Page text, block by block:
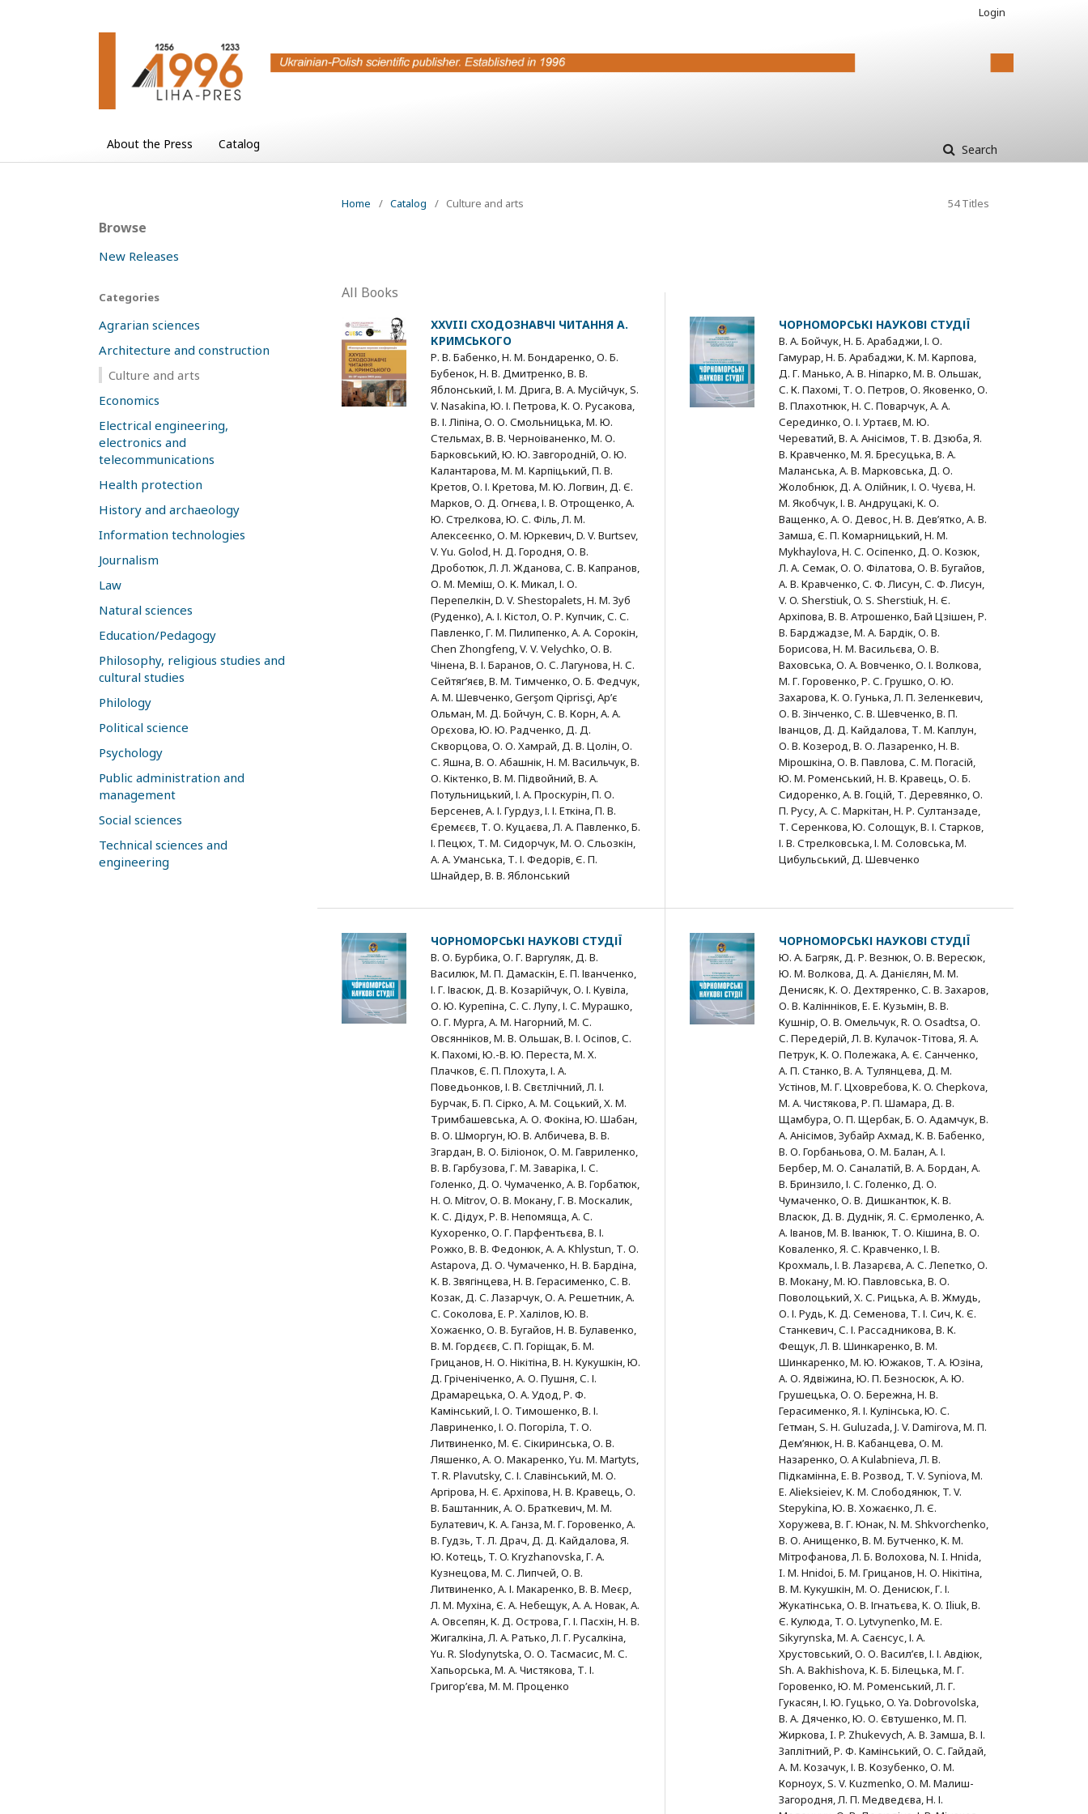
About the Press Catalog Search
Login
Home / Catalog / Culture and arts 54 Titles
All Books
ХХVIIІ СХОДОЗНАВЧІ ЧИТАННЯ А.
КРИМСЬКОГО
Р. В. Бабенко, Н. М. Бондаренко, О. Б.
Бубенок, Н. В. Дмитренко, В. В.
Яблонський, І. М. Дрига, В. А. Мусійчук, S.
V. Nasakina, Ю. І. Петрова, К. О. Русакова,
В. І. Ліпіна, О. О. Смольницька, М. Ю.
Стельмах, В. В. Черноіваненко, М. О.
Барковський, Ю. Ю. Завгородній, О. Ю.
Калантарова, М. М. Карпіцький, П. В.
Кретов, О. І. Кретова, М. Ю. Логвин, Д. Є.
Марков, О. Д. Огнєва, І. В. Отрощенко, А.
Ю. Стрелкова, Ю. С. Філь, Л. М.
Алексеєнко, О. М. Юркевич, D. V. Burtsev,
V. Yu. Golod, Н. Д. Городня, О. В.
Дроботюк, Л. Л. Жданова, С. В. Капранов,
О. М. Меміш, О. К. Микал, І. О.
Перепелкін, D. V. Shestopalets, Н. М. Зуб
(Руденко), А. І. Кістол, О. Р. Купчик, С. С.
Павленко, Г. М. Пилипенко, А. А. Сорокін,
Chen Zhongfeng, V. V. Velychko, О. В.
Чінена, В. І. Баранов, О. С. Лагунова, Н. С.
Сейтяг’яєв, В. М. Тимченко, О. Б. Федчук,
А. М. Шевченко, Gerşom Qiprisçi, Ар’є
Ольман, М. Д. Бойчун, С. В. Корн, А. А.
Орєхова, Ю. Ю. Радченко, Д. Д.
Скворцова, О. О. Хамрай, Д. В. Цолін, О.
С. Яшна, В. О. Абашнік, Н. М. Васильчук, В.
О. Кіктенко, В. М. Підвойний, В. А.
Потульницький, І. А. Проскурін, П. О.
Берсенев, А. І. Гурдуз, І. І. Еткіна, П. В.
Єремєєв, Т. О. Куцаєва, Л. А. Павленко, Б.
І. Пецюх, Т. М. Сидорчук, М. О. Сльозкін,
А. А. Уманська, Т. І. Федорів, Є. П.
Шнайдер, В. В. Яблонський
ЧОРНОМОРСЬКІ НАУКОВІ СТУДІЇ
В. А. Бойчук, Н. Б. Арабаджи, І. О.
Гамурар, Н. Б. Арабаджи, К. М. Карпова,
Д. Г. Манько, А. В. Нiпарко, М. В. Ольшак,
С. К. Пахомі, Т. О. Петров, О. Яковенко, О.
В. Плахотнюк, Н. С. Поварчук, А. А.
Серединко, О. І. Уртаєв, М. Ю.
Череватий, В. А. Анісімов, Т. В. Дзюба, Я.
В. Кравченко, М. Я. Бресуцька, В. А.
Маланська, А. В. Марковська, Д. О.
Жолобнюк, Д. А. Олійник, І. О. Чуєва, Н.
М. Якобчук, І. В. Андруцакі, К. О.
Ващенко, А. О. Девос, Н. В. Дев’ятко, А. В.
Замша, Є. П. Комарницький, H. M.
Mykhaylova, Н. С. Осіпенко, Д. О. Козюк,
Л. А. Семак, О. О. Філатова, О. В. Бугайов,
А. В. Кравченко, С. Ф. Лисун, С. Ф. Лисун,
V. O. Sherstiuk, O. S. Sherstiuk, Н. Є.
Архіпова, В. В. Атрошенко, Бай Цзішен, Р.
В. Барджадзе, М. А. Бардік, О. В.
Борисова, Н. М. Васильєва, О. В.
Ваховська, О. А. Вовченко, О. І. Волкова,
М. Г. Горовенко, Р. С. Грушко, О. Ю.
Захарова, К. О. Гунька, Л. П. Зеленкевич,
О. В. Зінченко, С. В. Шевченко, В. П.
Іванцов, Д. Д. Кайдалова, Т. М. Каплун,
О. В. Козерод, В. О. Лазаренко, Н. В.
Мірошкіна, О. В. Павлова, С. М. Погасій,
Ю. М. Роменський, Н. В. Кравець, О. Б.
Сидоренко, А. В. Гоцій, Т. Деревянко, О.
П. Русу, А. С. Маркітан, Н. Р. Султанзаде,
Т. Серенкова, Ю. Солощук, В. І. Старков,
І. В. Стрелковська, І. М. Соловська, М.
Цибульський, Д. Шевченко
ЧОРНОМОРСЬКІ НАУКОВІ СТУДІЇ
В. О. Бурбика, О. Г. Варгуляк, Д. В.
Василюк, М. П. Дамаскін, Е. П. Іванченко,
І. Г. Івасюк, Д. В. Козарійчук, О. І. Кувіла,
О. Ю. Курепіна, С. С. Лупу, І. С. Мурашко,
О. Г. Мурга, А. М. Нагорний, М. С.
Овсянніков, М. В. Ольшак, В. І. Осіпов, С.
К. Пахомі, Ю.-В. Ю. Переста, М. Х.
Плачков, Є. П. Плохута, І. А.
Поведьонков, І. В. Свєтлічний, Л. І.
Бурчак, Б. П. Сірко, А. М. Соцький, Х. М.
Тримбашевська, А. О. Фокіна, Ю. Шабан,
В. О. Шморгун, Ю. В. Албичева, В. В.
Згардан, В. О. Біліонок, О. М. Гавриленко,
В. В. Гарбузова, Г. М. Заваріка, І. С.
Голенко, Д. О. Чумаченко, А. В. Горбатюк,
H. O. Mitrov, О. В. Мокану, Г. В. Москалик,
К. С. Дідух, Р. В. Непомяща, А. С.
Кухоренко, О. Г. Парфентьєва, В. І.
Рожко, В. В. Федонюк, А. А. Khlystun, Т. О.
Astapova, Д. О. Чумаченко, Н. В. Бардіна,
К. В. Звягінцева, Н. В. Герасименко, С. В.
Козак, Д. С. Лазарчук, О. А. Решетник, А.
С. Соколова, Е. Р. Халілов, Ю. В.
Хожаєнко, О. В. Бугайов, Н. В. Булавенко,
В. М. Гордєєв, С. П. Горіщак, Б. М.
Грицанов, Н. О. Нікітіна, В. Н. Кукушкін, Ю.
Д. Гріченіченко, А. О. Пушня, С. І.
Драмарецька, О. А. Удод, Р. Ф.
Камінський, І. О. Тимошенко, В. І.
Лавриненко, І. О. Погоріла, Т. О.
Литвиненко, М. Є. Сікиринська, О. В.
Ляшенко, А. О. Макаренко, Yu. M. Martyts,
T. R. Plavutsky, С. І. Cлавінський, М. О.
Аргірова, Н. Є. Архіпова, Н. В. Кравець, О.
В. Баштанник, А. О. Браткевич, М. М.
Булатевич, К. А. Ганза, М. Г. Горовенко, А.
В. Гудзь, Т. Л. Драч, Д. Д. Кайдалова, Я.
Ю. Котець, T. O. Kryzhanovska, Г. А.
Кузнецова, М. С. Липчей, О. В.
Литвиненко, А. І. Макаренко, В. В. Меєр,
Л. М. Мухіна, Є. А. Небещук, А. А. Новак, А.
А. Овсепян, К. Д. Острова, Г. І. Пасхін, Н. В.
Жигалкіна, Л. А. Ратько, Л. Г. Русалкіна,
Yu. R. Slodynytska, О. О. Тасмасис, М. С.
Хапьорська, М. А. Чистякова, Т. І.
Григор’єва, М. М. Проценко
ЧОРНОМОРСЬКІ НАУКОВІ СТУДІЇ
Ю. А. Багряк, Д. Р. Везнюк, О. В. Вересюк,
Ю. М. Волкова, Д. А. Данієлян, М. М.
Денисяк, К. О. Дехтяренко, С. В. Захаров,
О. В. Калінніков, Е. Е. Кузьмін, В. В.
Кушнір, О. В. Омельчук, R. O. Osadtsa, О.
С. Передерій, Л. В. Кулачок-Тітова, Я. А.
Петрук, К. О. Полежака, А. Є. Санченко,
А. П. Станко, В. А. Тулянцева, Д. М.
Устінов, М. Г. Цховребова, K. O. Chepkova,
М. А. Чистякова, Р. П. Шамара, Д. В.
Щамбура, О. П. Щербак, Б. О. Адамчук, В.
А. Анісімов, Зубайр Ахмад, К. В. Бабенко,
В. О. Горбаньова, О. М. Балан, А. І.
Бербер, М. О. Саналатій, В. А. Бордан, А.
В. Бринзило, І. С. Голенко, Д. О.
Чумаченко, О. В. Дишкантюк, К. В.
Власюк, Д. В. Дуднік, Я. С. Єрмоленко, А.
А. Іванов, М. В. Іванюк, Т. О. Кішина, В. О.
Коваленко, Я. С. Кравченко, І. В.
Крохмаль, І. В. Лазарєва, А. С. Лепетко, О.
В. Мокану, М. Ю. Павловська, В. О.
Поволоцький, Х. С. Рицька, А. В. Жмудь,
О. І. Рудь, К. Д. Семенова, Т. І. Сич, К. Є.
Станкевич, С. І. Рассадникова, В. К.
Фещук, Л. В. Шинкаренко, В. М.
Шинкаренко, М. Ю. Южаков, Т. А. Юзіна,
А. О. Ядвіжина, Ю. П. Безносюк, А. Ю.
Грушецька, О. О. Бережна, Н. В.
Герасименко, Я. І. Кулінська, Ю. С.
Гетман, S. H. Guluzada, J. V. Damirova, М. П.
Дем’янюк, Н. В. Кабанцева, О. М.
Назаренко, O. A Kulabnieva, Л. В.
Підкамінна, Е. В. Розвод, T. V. Syniova, M.
E. Alieksieiev, К. М. Слободянюк, T. V.
Stepykina, Ю. В. Хожаєнко, Л. Є.
Хоружева, В. Г. Юнак, N. M. Shkvorchenko,
В. О. Анищенко, В. М. Бутченко, К. М.
Мітрофанова, Л. Б. Волохова, N. I. Hnida,
I. M. Hnidoi, Б. М. Грицанов, Н. О. Нікітіна,
В. М. Кукушкін, М. О. Денисюк, Г. І.
Жукатінська, О. В. Ігнатьєва, K. O. Iliuk, В.
Є. Кулюда, T. О. Lytvynenko, M. E.
Sikyrynska, М. А. Саєнсус, І. А.
Хрустовський, О. О. Васил’єв, І. І. Авдіюк,
Sh. A. Bakhishova, К. Б. Білецька, М. Г.
Горовенко, Ю. М. Роменський, Л. Г.
Гукасян, І. Ю. Гуцько, O. Ya. Dobrovolska,
В. А. Дяченко, Ю. О. Євтушенко, М. П.
Жиркова, I. P. Zhukevych, А. В. Замша, В. І.
Заплітний, Р. Ф. Камінський, О. С. Гайдай,
А. М. Козачук, І. В. Козубенко, О. М.
Корноух, S. V. Kuzmenko, О. М. Малиш-
Загородня, Л. П. Медведєва, Н. І.
Browse
New Releases
Categories
Agrarian sciences
Architecture and construction
Culture and arts
Economics
Electrical engineering,
electronics and
telecommunications
Health protection
History and archaeology
Information technologies
Journalism
Law
Natural sciences
Education/Pedagogy
Philosophy, religious studies and
cultural studies
Philology
Political science
Psychology
Public administration and
management
Social sciences
Technical sciences and
engineering